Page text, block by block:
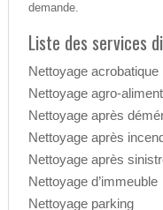
demande.
Liste des services
Nettoyage acrobatique
Nettoyage agro-
Nettoyage après
Nettoyage après
Nettoyage après
Nettoyage d’immeuble
Nettoyage parking